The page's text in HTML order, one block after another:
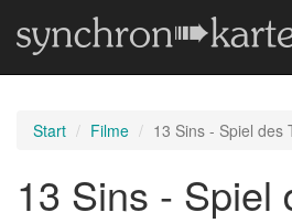
Start Filme 13 Sins - Spiel des
13 Sins - Spiel